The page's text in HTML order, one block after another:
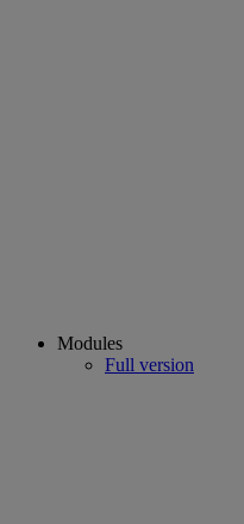
Modules
Full version